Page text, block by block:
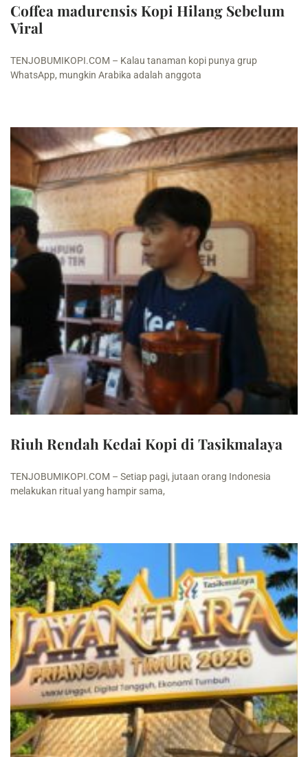
Coffea madurensis Kopi Hilang Sebelum
Viral
TENJOBUMIKOPI.COM – Kalau tanaman kopi punya grup
WhatsApp, mungkin Arabika adalah anggota
Riuh Rendah Kedai Kopi di Tasikmalaya
TENJOBUMIKOPI.COM – Setiap pagi, jutaan orang Indonesia
melakukan ritual yang hampir sama,